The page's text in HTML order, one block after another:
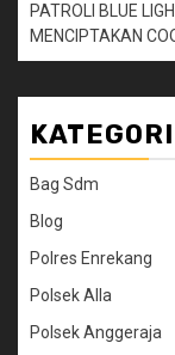
PATROLI BLUE
MENCIPTAKAN
KATEGORI
Bag Sdm
Blog
Polres Enrekang
Polsek Alla
Polsek Anggeraja